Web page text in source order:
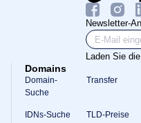
Newsletter-
Laden Sie
Domains
Domain-
Suche
Transfer
IDNs-Suche TLD-Preise